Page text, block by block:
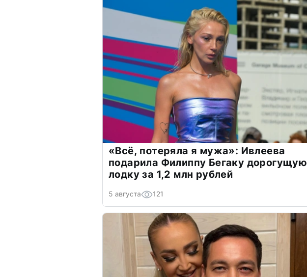
«Всё, потеряла я мужа»: Ивлеева
подарила Филиппу Бегаку дорогущую
лодку за 1,2 млн рублей
5 августа 121